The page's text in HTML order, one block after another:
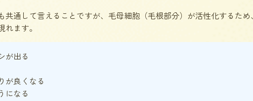
共通して言えることですが、毛母細胞（毛根部分）が活性化するた
ます。
が出る
が良くなる
になる